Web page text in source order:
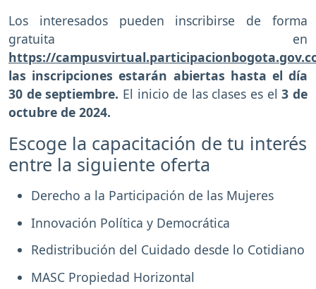
Los interesados pueden inscribirse de forma
gratuita en
https://
las inscripciones estarán abiertas hasta el día
30 de septiembre. El inicio de las clases es el3 de
octubre de 2024.
Escoge la capacitación de tu interés
entre la siguiente oferta
Derecho a la Participación de las Mujeres
Innovación Política y Democrática
Redistribución del Cuidado desde lo Cotidiano
MASC Propiedad Horizontal